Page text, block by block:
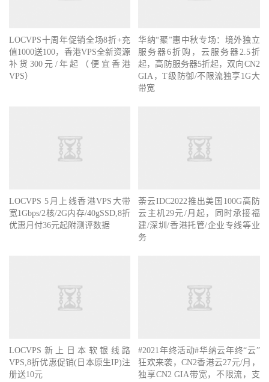
LOCVPS十周年促销全场8折+充
值1000送100，香港VPS全新资源
补货300元/年起（便宜香港
VPS）
华纳“聚”惠中秋专场：境外独立
服务器6折购，云服务器2.5折
起，高防服务器5折起，双向CN2
GIA，T级防御/不限流独享1G大
带宽
LOCVPS 5月上线香港VPS大带
宽1Gbps/2核/2G内存/40gSSD,8折
优惠月付36元起附测评数据
荼云IDC2022推出美国100G高防
云主机29元/月起，同时承接福
建/深圳/香港托管/企业专线等业
务
LOCVPS新上日本软银线路
VPS,8折优惠促销(日本原生IP)注
册送10元
#2021年终活动#华纳云年终“云”
狂欢来袭，CN2香港云27元/月，
独享CN2 GIA带宽，不限流，支